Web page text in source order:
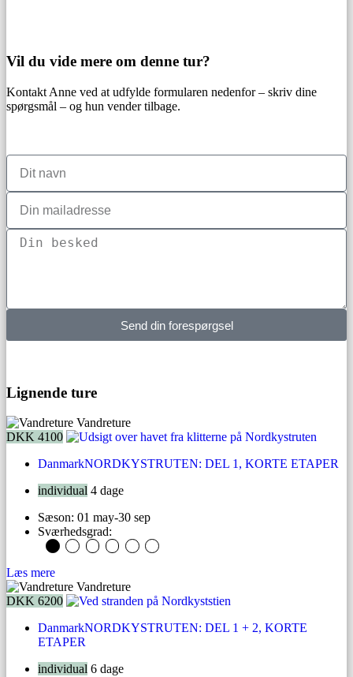
Vil du vide mere om denne tur?
Kontakt Anne ved at udfylde formularen nedenfor – skriv dine
spørgsmål – og hun vender tilbage.
Send din forespørgsel
Lignende ture
Vandreture
DKK 4100
DanmarkNORDKYSTRUTEN: DEL 1, KORTE ETAPER
individual 4 dage
Sæson: 01 may-30 sep
Sværhedsgrad:
Læs mere
Vandreture
DKK 6200
DanmarkNORDKYSTRUTEN: DEL 1 + 2, KORTE
ETAPER
individual 6 dage